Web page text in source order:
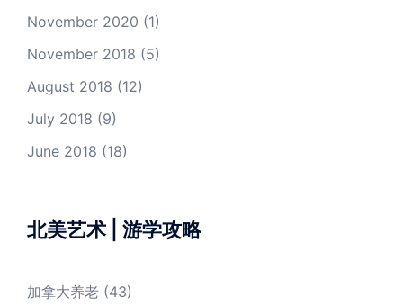
November 2020 (1)
November 2018 (5)
August 2018 (12)
July 2018 (9)
June 2018 (18)
北美艺术 | 游学攻略
加拿大养老 (43)